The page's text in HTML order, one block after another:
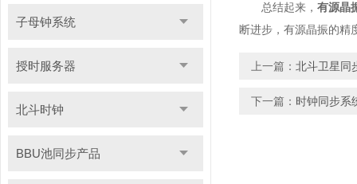
子母钟系统
授时服务器
北斗时钟
BBU池同步产品
总结起来， 有源晶
断进步，有源晶振的精
上一篇： 北斗卫星同
下一篇： 时钟同步系